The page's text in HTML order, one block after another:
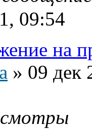
09:54
на
» 09 дек